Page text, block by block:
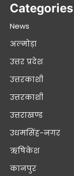
Categories
News
अल्मोड़ा
उत्तर प्रदेश
उत्तरकाशी
उत्तरकाशी
उत्तराखण्ड
उधमसिंह-नगर
ऋषिकेश
कानपुर